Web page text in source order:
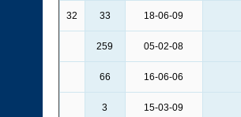
18-06-09
33
32
05-02-08
259
16-06-06
66
15-03-09
3